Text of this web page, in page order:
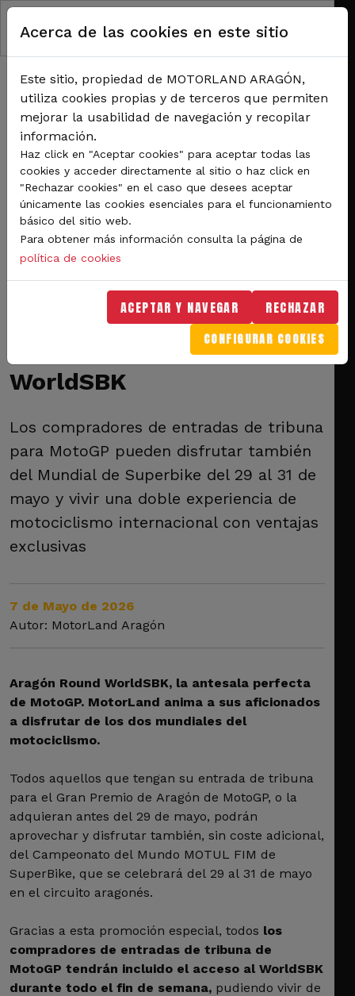
Pasar al contenido principal
RUTA DE NAVEGACIÓN
MotorLand Aragón invita a los aficionados de MotoGP a calentar motores en
WorldSBK
Competiciones
MotorLand Aragón invita a
los aficionados de MotoGP
a calentar motores en
WorldSBK
Los compradores de entradas de tribuna
para MotoGP pueden disfrutar también
del Mundial de Superbike del 29 al 31 de
mayo y vivir una doble experiencia de
motociclismo internacional con ventajas
exclusivas
7 de Mayo de 2026
Autor: MotorLand Aragón
Aragón Round WorldSBK, la antesala perfecta
de MotoGP. MotorLand anima a sus aficionados
a disfrutar de los dos mundiales del
motociclismo.
Todos aquellos que tengan su entrada de tribuna
para el Gran Premio de Aragón de MotoGP, o la
adquieran antes del 29 de mayo, podrán
aprovechar y disfrutar también, sin coste adicional,
del Campeonato del Mundo MOTUL FIM de
SuperBike, que se celebrará del 29 al 31 de mayo
en el circuito aragonés.
Gracias a esta promoción especial, todos los
compradores de entradas de tribuna de
MotoGP tendrán incluido el acceso al WorldSBK
durante todo el fin de semana, pudiendo vivir de
Acerca de las cookies en este sitio
Este sitio, propiedad de MOTORLAND ARAGÓN,
utiliza cookies propias y de terceros que permiten
mejorar la usabilidad de navegación y recopilar
información.
Haz click en "Aceptar cookies" para aceptar todas las
cookies y acceder directamente al sitio o haz click en
"Rechazar cookies" en el caso que desees aceptar
únicamente las cookies esenciales para el funcionamiento
básico del sitio web.
Para obtener más información consulta la página de
política de cookies
ACEPTAR Y NAVEGAR RECHAZAR
CONFIGURAR COOKIES